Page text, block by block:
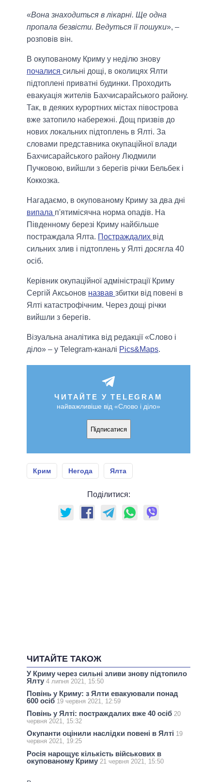
«Вона знаходиться в лікарні. Ще одна
пропала безвісти. Ведуться її пошуки», –
розповів він.
В окупованому Криму у неділю знову
почалися сильні дощі, в околицях Ялти
підтоплені приватні будинки. Проходить
евакуація жителів Бахчисарайського району.
Так, в деяких курортних містах півострова
вже затопило набережні. Дощ призвів до
нових локальних підтоплень в Ялті. За
словами представника окупаційної влади
Бахчисарайського району Людмили
Пучковою, вийшли з берегів річки Бельбек і
Коккозка.
Нагадаємо, в окупованому Криму за два дні
випала п'ятимісячна норма опадів. На
Південному березі Криму найбільше
постраждала Ялта. Постраждалих від
сильних злив і підтоплень у Ялті досягла 40
осіб.
Керівник окупаційної адміністрації Криму
Сергій Аксьонов назвав збитки від повені в
Ялті катастрофічним. Через дощі річки
вийшли з берегів.
Візуальна аналітика від редакції «Слово і
діло» – у Telegram-каналі Pics&Maps.
ЧИТАЙТЕ У TELEGRAM
найважливіше від «Слово і діло»
Підписатися
Крим Негода Ялта
Поділитися:
ЧИТАЙТЕ ТАКОЖ
У Криму через сильні зливи знову підтопило
Ялту 4 липня 2021, 15:50
Повінь у Криму: з Ялти евакуювали понад
600 осіб 19 червня 2021, 12:59
Повінь у Ялті: постраждалих вже 40 осіб 20
червня 2021, 15:32
Окупанти оцінили наслідки повені в Ялті 19
червня 2021, 19:25
Росія нарощує кількість військових в
окупованому Криму 21 червня 2021, 15:50